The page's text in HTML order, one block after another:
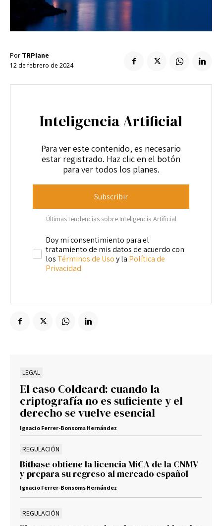
Enlaces útiles
Registro / Entrar
Contacto
Registro / Entrar Suscribir
Contacto
Por TRPlane
12 de febrero de 2024
Inteligencia Artificial
Para ver este contenido, es necesario
estar registrado. Haz clic en el botón
para ver todos los planes.
Subscribir
Últimas tendencias sobre Inteligencia Artificial
Doy mi consentimiento para el
tratamiento de mis datos de acuerdo con
los Términos de Usoy la Política de
Privacidad
LEGAL
El caso Coldcard: cuando la
criptografía no es suficiente y el
derecho se vuelve esencial
Ignacio Ferrer-Bonsoms Hernández
REGULACIÓN
Bitbase obtiene la licencia MiCA de la CNMV
y prepara su regreso al mercado español
Ignacio Ferrer-Bonsoms Hernández
REGULACIÓN